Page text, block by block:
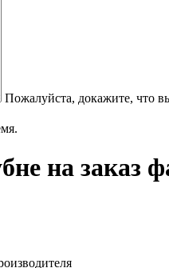
Пожалуйста, докажите, что
на заказ